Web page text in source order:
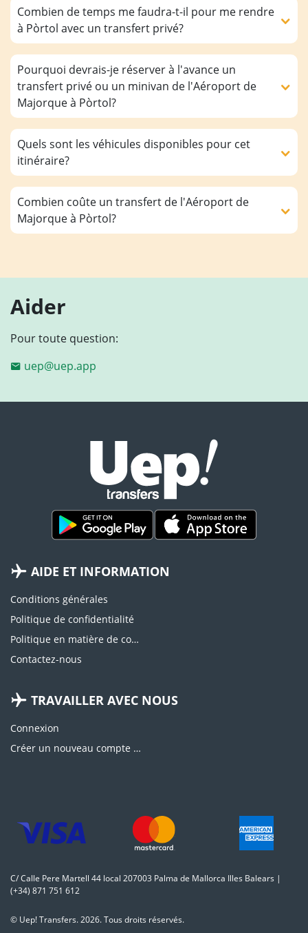
Combien de temps me faudra-t-il pour me rendre
à Pòrtol avec un transfert privé?
Pourquoi devrais-je réserver à l'avance un
transfert privé ou un minivan de l'Aéroport de
Majorque à Pòrtol?
Quels sont les véhicules disponibles pour cet
itinéraire?
Combien coûte un transfert de l'Aéroport de
Majorque à Pòrtol?
Aider
Pour toute question:
uep@uep.app
AIDE ET INFORMATION
Conditions générales
Politique de confidentialité
Politique en matière de cookies
Contactez-nous
TRAVAILLER AVEC NOUS
Connexion
Créer un nouveau compte d'agence
C/ Calle Pere Martell 44 local 207003 Palma de Mallorca Illes Balears |
(+34) 871 751 612
© Uep! Transfers. 2026. Tous droits réservés.